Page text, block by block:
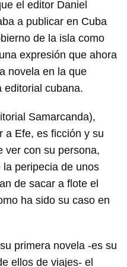
el editor Daniel
a publicar en Cuba
de la isla como
expresión que ahora
novela en la que
editorial cubana.
Samarcanda),
a Efe, es ficción y su
ver con su persona,
peripecia de unos
de sacar a flote el
ha sido su caso en
primera novela -es su
ellos de viajes- el